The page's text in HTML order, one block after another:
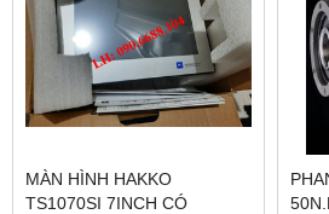
MÀN HÌNH HAKKO
TS1070SI 7INCH CÓ